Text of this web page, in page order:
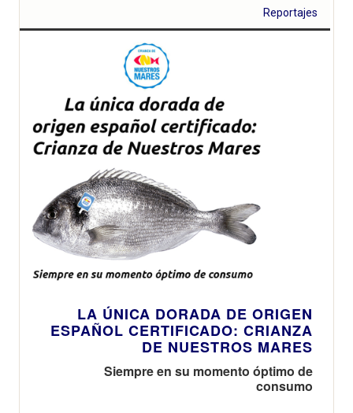
Reportajes
LA ÚNICA DORADA DE ORIGEN
ESPAÑOL CERTIFICADO: CRIANZA
DE NUESTROS MARES
Siempre en su momento óptimo de
consumo